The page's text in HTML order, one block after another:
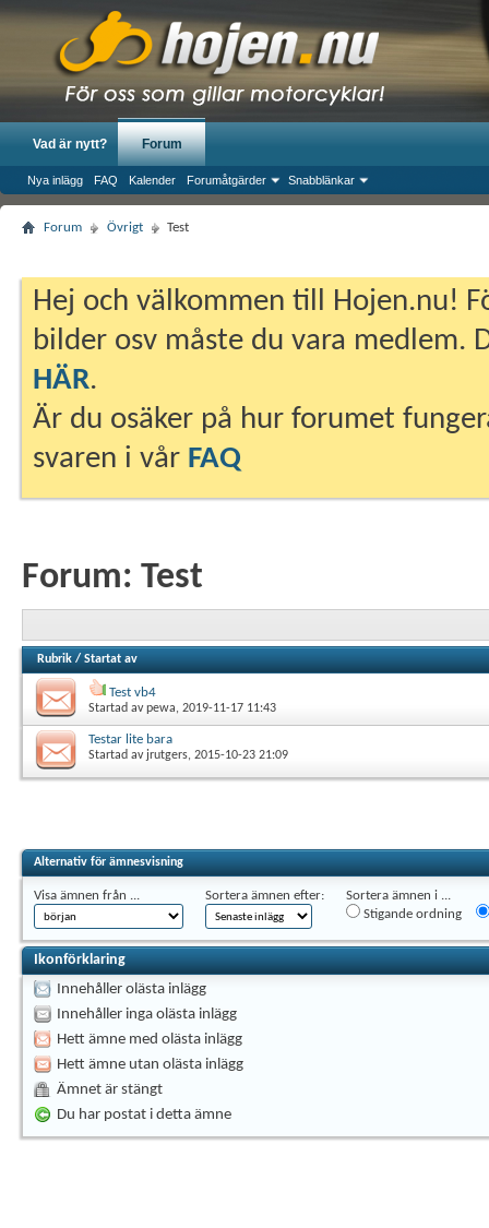
Vad är nytt? Forum
Nya inlägg FAQ Kalender Forumåtgärder Snabblänkar
Forum Övrigt Test
Hej och välkommen till Hojen.nu!
bilder osv måste du vara medlem.
HÄR.
Är du osäker på hur forumet
svaren i vår FAQ
Forum: Test
Rubrik / Startat av
Test vb4
Startad avpewa, 2019-11-17 11:43
Testar lite bara
Startad av jrutgers, 2015-10-23 21:09
Alternativ för ämnesvisning
Visa ämnen från ... Sortera ämnen efter:
Sortera ämnen i ...
Stigande ordning
Ikonförklaring
Innehåller olästa inlägg
Innehåller inga olästa inlägg
Hett ämne med olästa inlägg
Hett ämne utan olästa inlägg
Ämnet är stängt
Du har postat i detta ämne